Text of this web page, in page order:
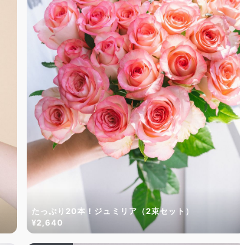
たっぷり20本！ジュミリア（2束セット）
¥2,640